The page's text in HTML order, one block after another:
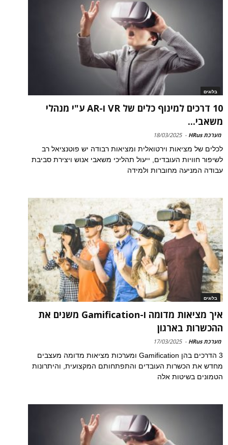
בלוגים
10 דרכים למינוף כלים של VR ו-AR ע"י מנהלי
משאבי...
מערכת HRus -
18/03/2025
לכלים של מציאות וירטואלית ומציאות רבודה יש פוטנציאל רב
לשיפור חוויות העובדים, ייעול תהליכי משאבי אנוש ויצירת סביבת
עבודה המניעה מחוברות ולמידה
בלוגים
איך מציאות מדומה ו-Gamification משנים את
ההכשרות בארגון
מערכת HRus -
17/03/2025
3 הדרכים בהן Gamification ומערכות מציאות מדומה מעצבים
מחדש את הכשרות העובדים והתפתחותם המקצועית, והיתרונות
הטמונים בשיטות אלה